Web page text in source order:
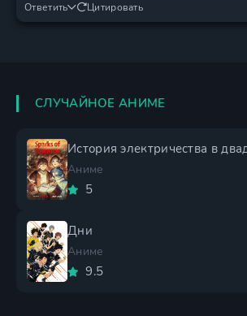
Ответить Цитировать
СЛУЧАЙНОЕ АНИМЕ
История электричества в
Аниме
5
Дни
Аниме
9.5